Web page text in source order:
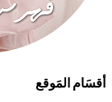
أقسَام المَوقع